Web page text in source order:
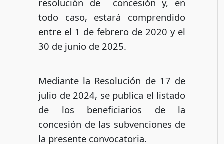
resolución de concesión y, en
todo caso, estará comprendido
entre el 1 de febrero de 2020 y el
30 de junio de 2025.
Mediante la Resolución de 17 de
julio de 2024, se publica el listado
de los beneficiarios de la
concesión de las subvenciones de
la presente convocatoria.